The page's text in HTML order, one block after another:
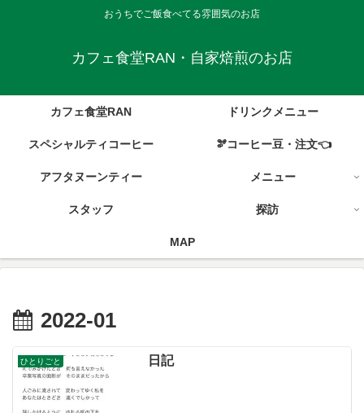
おうちでご飯食べてる雰囲気のお店
カフェ食堂RAN・自家焙煎のお店
カフェ食堂RAN ドリンクメニュー
スペシャルティコーヒー 🫘コーヒー豆・注文👈
アフタヌーンティー メニュー
スタッフ 探訪
MAP
2022-01
ひとりごと 日記